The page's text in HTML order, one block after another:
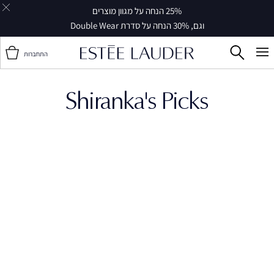
25% הנחה על מגוון מוצרים
וגם, 30% הנחה על סדרת Double Wear
התחברות
Shiranka's Picks